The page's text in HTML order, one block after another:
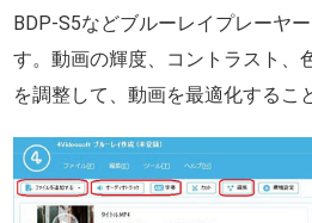
BDP-S5などブルーレイプレーヤ
す。動画の輝度、コントラスト、
を調整して、動画を最適化するこ